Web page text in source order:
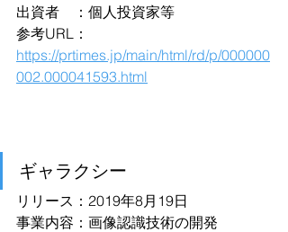
出資者　：個人投資家等
参考URL：
https://prtimes.jp/main/html/rd/p/000000
002.000041593.html
ギャラクシー
リリース：2019年8月19日
事業内容：画像認識技術の開発